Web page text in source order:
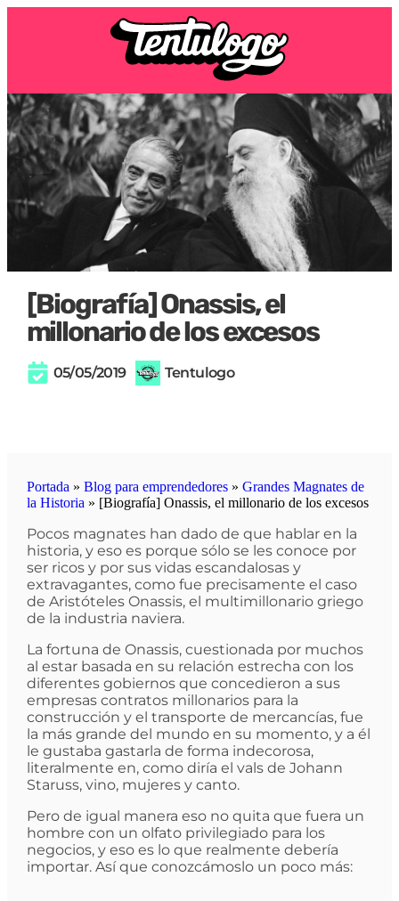
[Biografía] Onassis, el
millonario de los excesos
05/05/2019 Tentulogo
Portada » Blog para emprendedores» Grandes Magnates de
la Historia » [Biografía] Onassis, el millonario de los excesos
Pocos magnates han dado de que hablar en la
historia, y eso es porque sólo se les conoce por
ser ricos y por sus vidas escandalosas y
extravagantes, como fue precisamente el caso
de Aristóteles Onassis, el multimillonario griego
de la industria naviera.
La fortuna de Onassis, cuestionada por muchos
al estar basada en su relación estrecha con los
diferentes gobiernos que concedieron a sus
empresas contratos millonarios para la
construcción y el transporte de mercancías, fue
la más grande del mundo en su momento, y a él
le gustaba gastarla de forma indecorosa,
literalmente en, como diría el vals de Johann
Staruss, vino, mujeres y canto.
Pero de igual manera eso no quita que fuera un
hombre con un olfato privilegiado para los
negocios, y eso es lo que realmente debería
importar. Así que conozcámoslo un poco más: